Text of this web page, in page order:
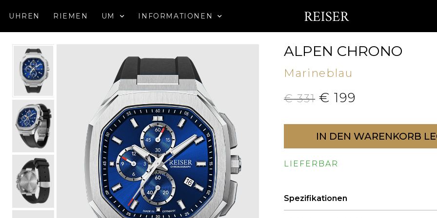
UHREN RIEMEN UM INFORMATIONEN
ALPEN CHRONO
Marineblau
€331 € 199
IN DEN WARENKORB
LIEFERBAR
Spezifikationen